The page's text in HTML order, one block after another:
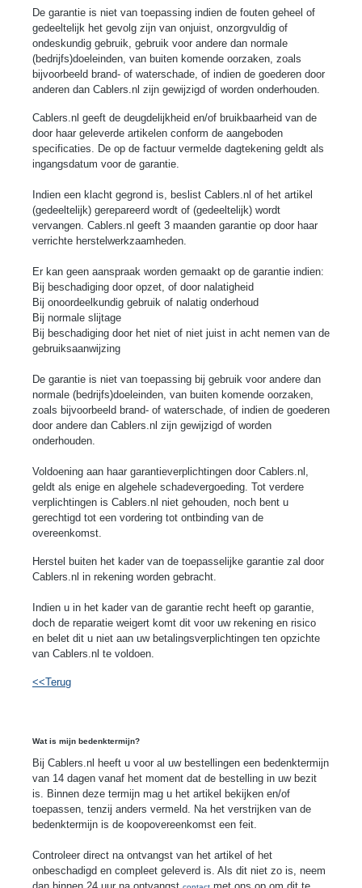
De garantie is niet van toepassing indien de fouten geheel of
gedeeltelijk het gevolg zijn van onjuist, onzorgvuldig of
ondeskundig gebruik, gebruik voor andere dan normale
(bedrijfs)doeleinden, van buiten komende oorzaken, zoals
bijvoorbeeld brand- of waterschade, of indien de goederen door
anderen dan Cablers.nl zijn gewijzigd of worden onderhouden.
Cablers.nl geeft de deugdelijkheid en/of bruikbaarheid van de
door haar geleverde artikelen conform de aangeboden
specificaties. De op de factuur vermelde dagtekening geldt als
ingangsdatum voor de garantie.
Indien een klacht gegrond is, beslist Cablers.nl of het artikel
(gedeeltelijk) gerepareerd wordt of (gedeeltelijk) wordt
vervangen. Cablers.nl geeft 3 maanden garantie op door haar
verrichte herstelwerkzaamheden.
Er kan geen aanspraak worden gemaakt op de garantie indien:
Bij beschadiging door opzet, of door nalatigheid
Bij onoordeelkundig gebruik of nalatig onderhoud
Bij normale slijtage
Bij beschadiging door het niet of niet juist in acht nemen van de
gebruiksaanwijzing
De garantie is niet van toepassing bij gebruik voor andere dan
normale (bedrijfs)doeleinden, van buiten komende oorzaken,
zoals bijvoorbeeld brand- of waterschade, of indien de goederen
door andere dan Cablers.nl zijn gewijzigd of worden
onderhouden.
Voldoening aan haar garantieverplichtingen door Cablers.nl,
geldt als enige en algehele schadevergoeding. Tot verdere
verplichtingen is Cablers.nl niet gehouden, noch bent u
gerechtigd tot een vordering tot ontbinding van de
overeenkomst.
Herstel buiten het kader van de toepasselijke garantie zal door
Cablers.nl in rekening worden gebracht.
Indien u in het kader van de garantie recht heeft op garantie,
doch de reparatie weigert komt dit voor uw rekening en risico
en belet dit u niet aan uw betalingsverplichtingen ten opzichte
van Cablers.nl te voldoen.
<<Terug
Wat is mijn bedenktermijn?
Bij Cablers.nl heeft u voor al uw bestellingen een bedenktermijn
van 14 dagen vanaf het moment dat de bestelling in uw bezit
is. Binnen deze termijn mag u het artikel bekijken en/of
toepassen, tenzij anders vermeld. Na het verstrijken van de
bedenktermijn is de koopovereenkomst een feit.
Controleer direct na ontvangst van het artikel of het
onbeschadigd en compleet geleverd is. Als dit niet zo is, neem